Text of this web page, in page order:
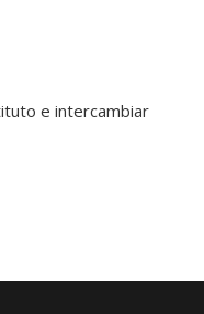
e intercambiar